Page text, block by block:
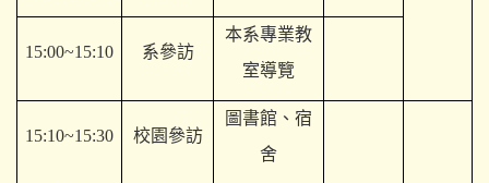
15:00~15:10 系參訪
本系專業教
室導覽
15:10~15:30 校園參訪
圖書館、宿
舍